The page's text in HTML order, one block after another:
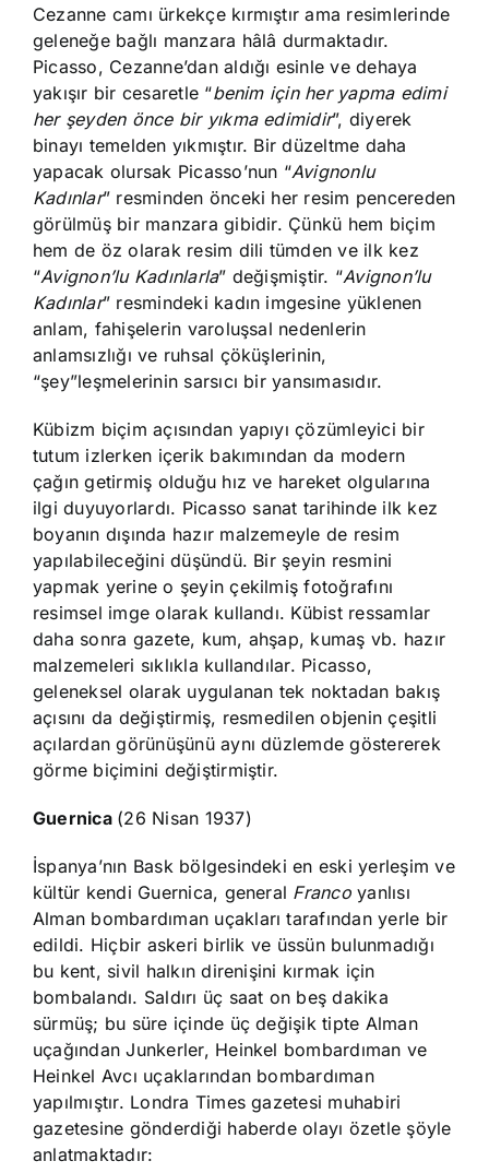
Cezanne camı ürkekçe kırmıştır ama resimlerinde
geleneğe bağlı manzara hâlâ durmaktadır.
Picasso, Cezanne’dan aldığı esinle ve dehaya
yakışır bir cesaretle “benim için her yapma edimi
her şeyden önce bir yıkma edimidir”, diyerek
binayı temelden yıkmıştır. Bir düzeltme daha
yapacak olursak Picasso’nun “Avignonlu
Kadınlar” resminden önceki her resim pencereden
görülmüş bir manzara gibidir. Çünkü hem biçim
hem de öz olarak resim dili tümden ve ilk kez
“Avignon’lu Kadınlarla” değişmiştir. “Avignon’lu
Kadınlar” resmindeki kadın imgesine yüklenen
anlam, fahişelerin varoluşsal nedenlerin
anlamsızlığı ve ruhsal çöküşlerinin,
“şey”leşmelerinin sarsıcı bir yansımasıdır.
Kübizm biçim açısından yapıyı çözümleyici bir
tutum izlerken içerik bakımından da modern
çağın getirmiş olduğu hız ve hareket olgularına
ilgi duyuyorlardı. Picasso sanat tarihinde ilk kez
boyanın dışında hazır malzemeyle de resim
yapılabileceğini düşündü. Bir şeyin resmini
yapmak yerine o şeyin çekilmiş fotoğrafını
resimsel imge olarak kullandı. Kübist ressamlar
daha sonra gazete, kum, ahşap, kumaş vb. hazır
malzemeleri sıklıkla kullandılar. Picasso,
geleneksel olarak uygulanan tek noktadan bakış
açısını da değiştirmiş, resmedilen objenin çeşitli
açılardan görünüşünü aynı düzlemde göstererek
görme biçimini değiştirmiştir.
Guernica (26 Nisan 1937)
İspanya’nın Bask bölgesindeki en eski yerleşim ve
kültür kendi Guernica, general Francoyanlısı
Alman bombardıman uçakları tarafından yerle bir
edildi. Hiçbir askeri birlik ve üssün bulunmadığı
bu kent, sivil halkın direnişini kırmak için
bombalandı. Saldırı üç saat on beş dakika
sürmüş; bu süre içinde üç değişik tipte Alman
uçağından Junkerler, Heinkel bombardıman ve
Heinkel Avcı uçaklarından bombardıman
yapılmıştır. Londra Times gazetesi muhabiri
gazetesine gönderdiği haberde olayı özetle şöyle
anlatmaktadır: